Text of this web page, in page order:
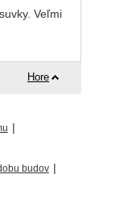
Veľmi
Hore
|
budov |